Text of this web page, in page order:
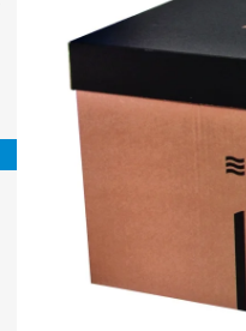
hvězdiček.